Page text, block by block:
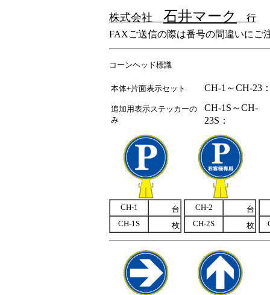
株式会社 石井マーク
行
FAXご送信の際は番号の間違いにご
コーンヘッド標識
本体+片面表示セット CH-1～CH-23
追加用表示ステッカーの
み
CH-1S～CH-
23S：
CH-1
台
CH-1S
枚
CH-2
台
CH-2S
枚